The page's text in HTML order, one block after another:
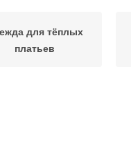
для тёплых
платьев